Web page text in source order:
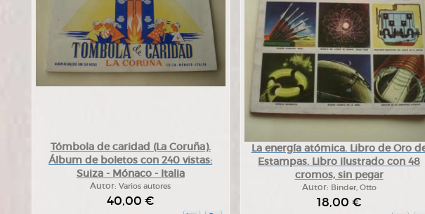
Tómbola de caridad (La Coruña).
Álbum de boletos con 240 vistas:
Suiza - Mónaco - Italia
Autor:Varios autores
40,00 €
La energía atómica. Libro de Oro
Estampas. Libro ilustrado con 48
cromos, sin pegar
Autor: Binder, Otto
18,00 €